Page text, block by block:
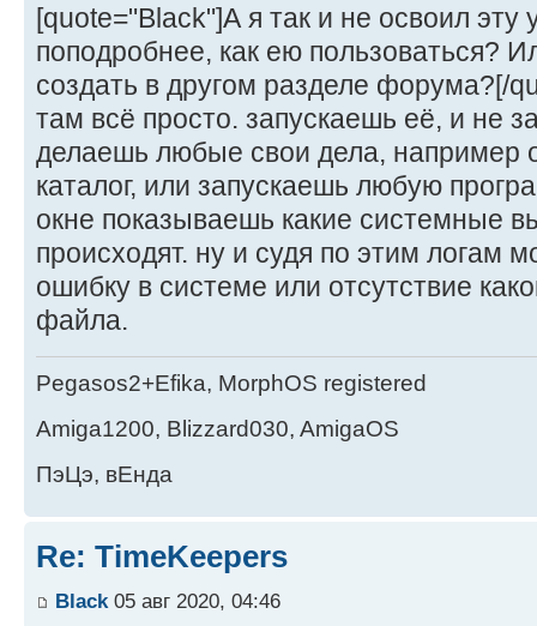
[quote="Black"]А я так и не освоил
поподробнее, как ею пользоваться?
создать в другом разделе форума?[/
там всё просто. запускаешь её, и не
делаешь любые свои дела, например
каталог, или запускаешь любую
окне показываешь какие системные
происходят. ну и судя по этим логам
ошибку в системе или отсутствие
файла.
Pegasos2+Efika, MorphOS registered
Amiga1200, Blizzard030, AmigaOS
ПэЦэ, вЕнда
Re: TimeKeepers
Black05 авг 2020, 04:46